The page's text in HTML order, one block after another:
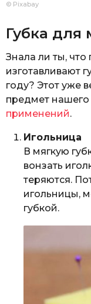
© Pixabay
Губка для
Знала ли ты, что
изготавливают
году? Этот уже
предмет
применений.
Игольница
В мягкую
вонзать
теряются.
игольницы,
губкой.